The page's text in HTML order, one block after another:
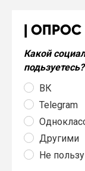
ОПРОС
Какой
подьзуетесь?
ВК
Telegram
Другими
Не